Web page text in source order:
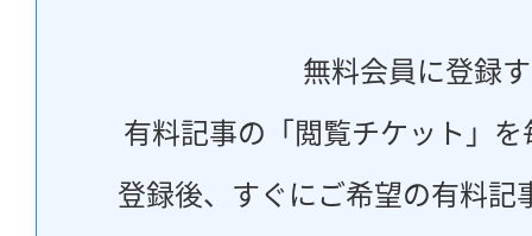
無料会員に登録
有料記事の「閲覧チケット」
登録後、すぐにご希望の有料記